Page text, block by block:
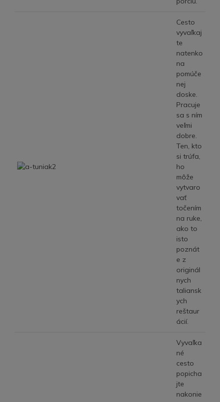
Cesto
vyvaľkaj
te
natenko
na
pomúče
nej
doske.
Pracuje
sa s ním
veľmi
dobre.
Ten, kto
si trúfa,
ho
môže
vytvaro
vať
točením
na ruke,
ako to
isto
poznát
e z
originál
nych
taliansk
ych
reštaur
ácií.
Vyvaľka
né
cesto
popicha
jte
nakonie